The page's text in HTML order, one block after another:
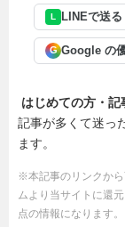
L LINEで送る
G Google の
はじめての方・
記事が多くて迷っ
ます。
※本記事のリンクか
ムより当サイトに還
点の情報になります。